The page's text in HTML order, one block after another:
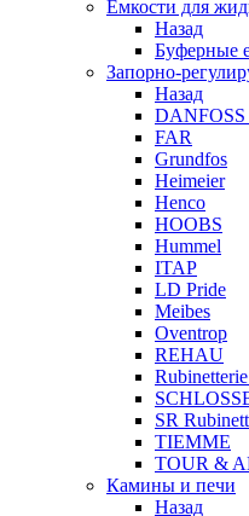
Емкости для
Назад
Буферные
Запорно-
Назад
DANFOSS
FAR
Grundfos
Heimeier
Henco
HOOBS
Hummel
ITAP
LD Pride
Meibes
Oventrop
REHAU
SR
TIEMME
TOUR &
Камины и печи
Назад